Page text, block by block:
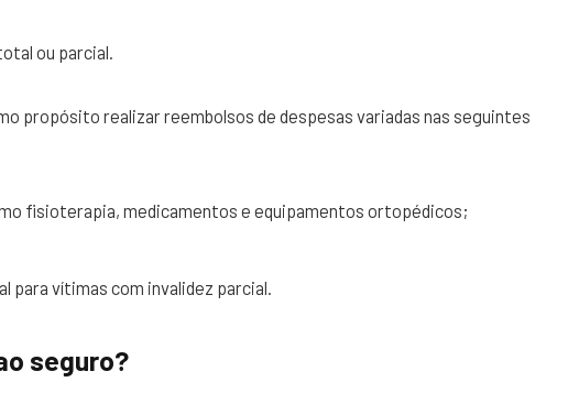
ou parcial.
propósito realizar reembolsos de despesas variadas nas seguintes
fisioterapia, medicamentos e equipamentos ortopédicos;
para vítimas com invalidez parcial.
seguro?